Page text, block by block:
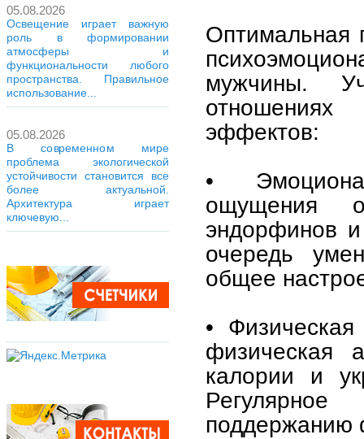
05.08.2026
Освещение играет важную
роль в формировании
атмосферы и
функциональности любого
пространства. Правильное
использование...
05.08.2026
В современном мире
проблема экологической
устойчивости становится все
более актуальной.
Архитектура играет
ключевую...
Оптимальная
мужчины.
эффектов:
•
ощущения
эндорфинов
очередь
общее
•
физическая
калории и
поддержанию